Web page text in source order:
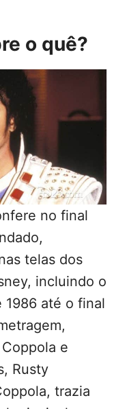
o quê?
no final
telas dos
incluindo o
1986 até o final
e
Rusty
trazia